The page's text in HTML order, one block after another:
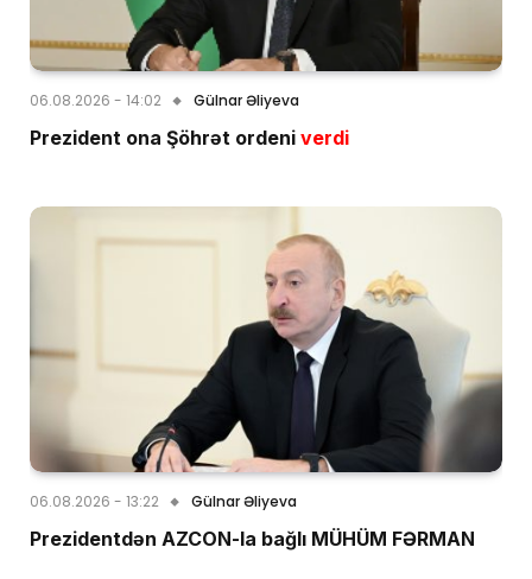
06.08.2026 - 14:02 Gülnar Əliyeva
Prezident ona Şöhrət ordeni verdi
06.08.2026 - 13:22 Gülnar Əliyeva
Prezidentdən AZCON-la bağlı MÜHÜM FƏRMAN